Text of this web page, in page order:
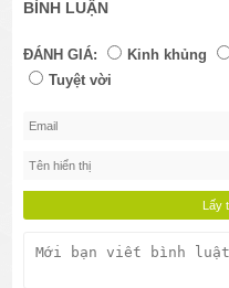
BÌNH LUẬN
ĐÁNH GIÁ: Kinh khủng
Tuyệt vời